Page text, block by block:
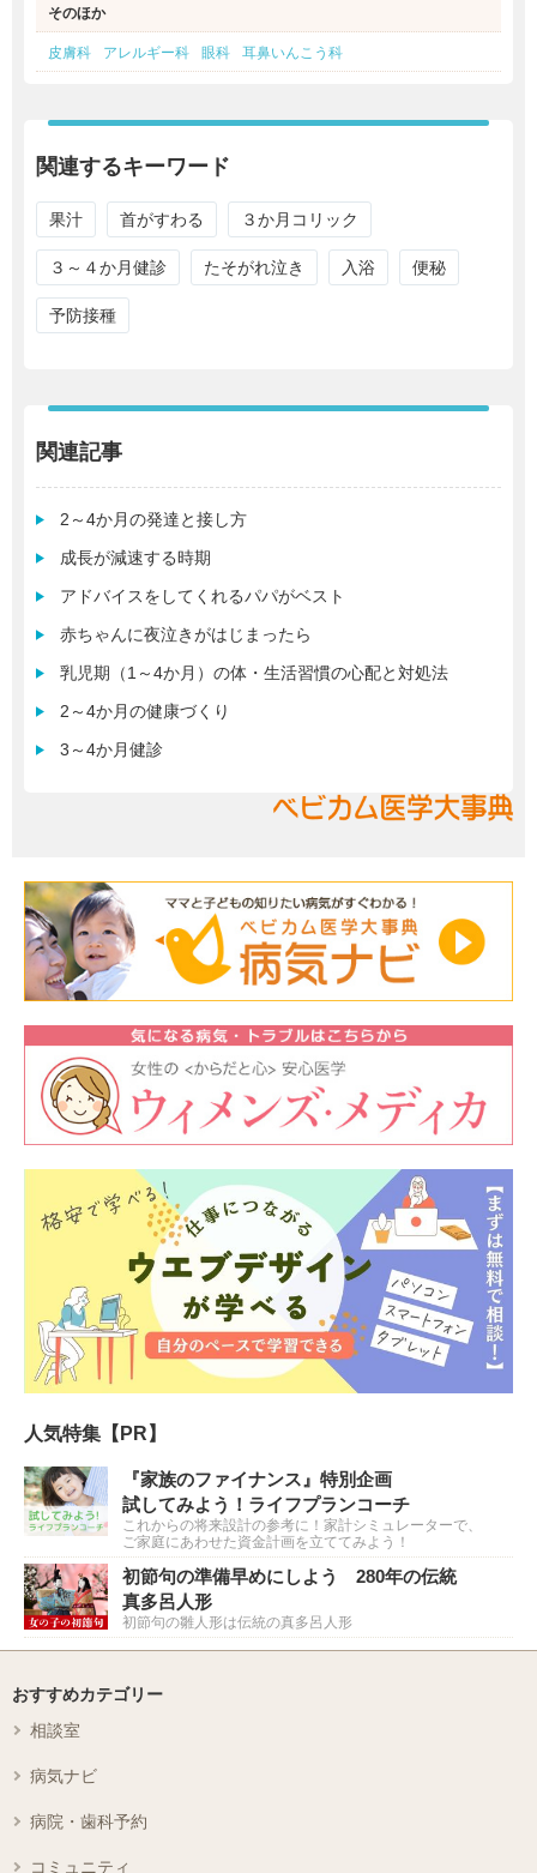
そのほか
皮膚科 アレルギー科 眼科 耳鼻いんこう科
関連するキーワード
果汁 首がすわる ３か月コリック
３～４か月健診 たそがれ泣き 入浴 便秘
予防接種
関連記事
2～4か月の発達と接し方
成長が減速する時期
アドバイスをしてくれるパパがベスト
赤ちゃんに夜泣きがはじまったら
乳児期（1～4か月）の体・生活習慣の心配と対処法
2～4か月の健康づくり
3～4か月健診
人気特集【PR】
『家族のファイナンス』特別企画
試してみよう！ライフプランコーチ
これからの将来設計の参考に！家計シミュレーターで、
ご家庭にあわせた資金計画を立ててみよう！
初節句の準備早めにしよう 280年の伝統
真多呂人形
初節句の雛人形は伝統の真多呂人形
おすすめカテゴリー
相談室
病気ナビ
病院・歯科予約
コミュニティ